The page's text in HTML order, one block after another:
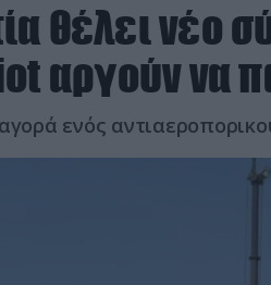
θέλει νέο
αργούν να
ενός